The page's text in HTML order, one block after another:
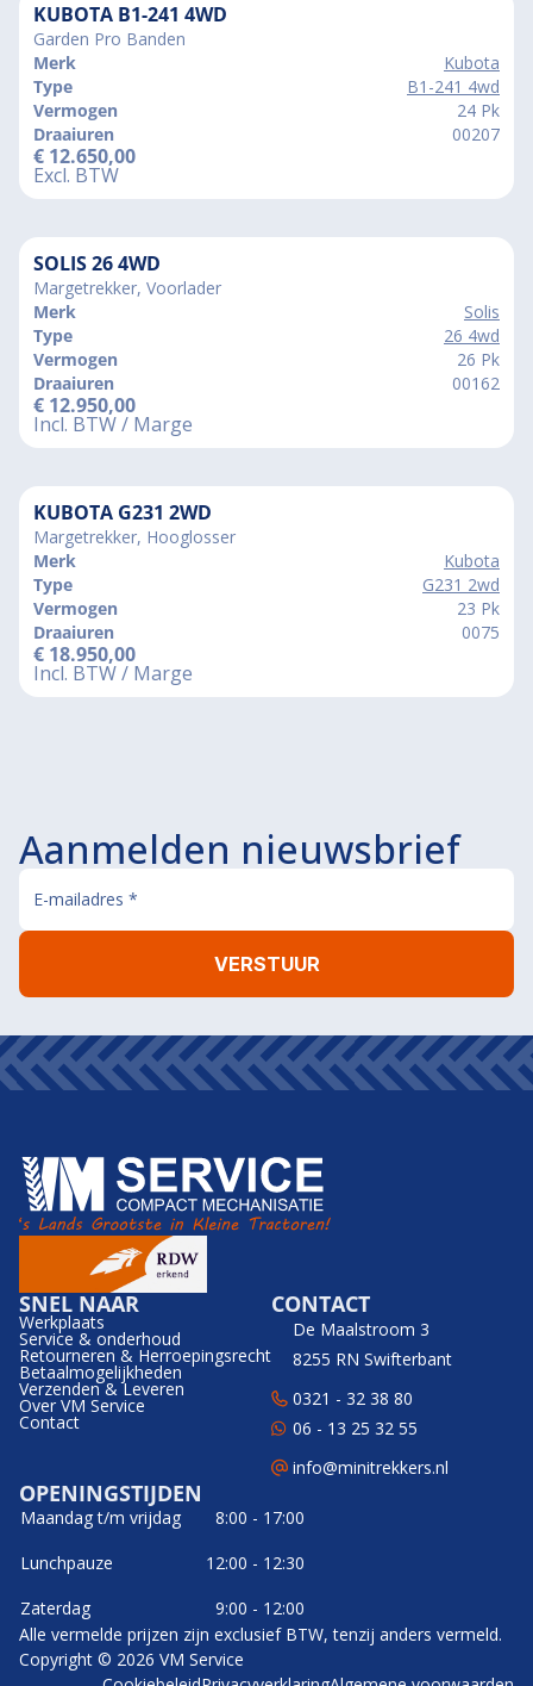
KUBOTA B1-241 4WD
Garden Pro Banden
Merk
Kubota
Type
B1-241 4wd
Vermogen
24 Pk
Draaiuren
00207
€ 12.650,00
Excl. BTW
SOLIS 26 4WD
Margetrekker, Voorlader
Merk
Solis
Type
26 4wd
Vermogen
26 Pk
Draaiuren
00162
€ 12.950,00
Incl. BTW / Marge
KUBOTA G231 2WD
Margetrekker, Hooglosser
Merk
Kubota
Type
G231 2wd
Vermogen
23 Pk
Draaiuren
0075
€ 18.950,00
Incl. BTW / Marge
Aanmelden nieuwsbrief
SNEL NAAR
Werkplaats
Service & onderhoud
Retourneren & Herroepingsrecht
Betaalmogelijkheden
Verzenden & Leveren
Over VM Service
Contact
CONTACT
De Maalstroom 3
8255 RN Swifterbant
0321 - 32 38 80
06 - 13 25 32 55
info@minitrekkers.nl
OPENINGSTIJDEN
Maandag t/m vrijdag
8:00 - 17:00
Lunchpauze
12:00 - 12:30
Zaterdag
9:00 - 12:00
Alle vermelde prijzen zijn exclusief BTW, tenzij anders vermeld.
Copyright © 2026 VM Service